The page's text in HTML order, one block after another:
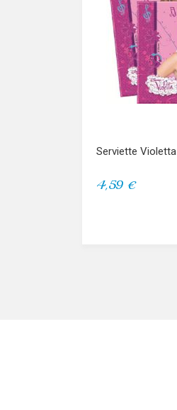
Serviette Violetta
4,59 €